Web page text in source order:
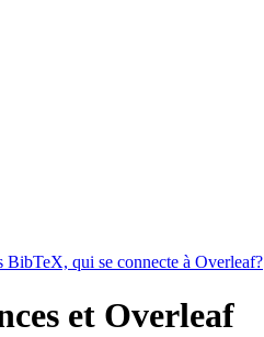
qui se connecte à Overleaf?
et Overleaf